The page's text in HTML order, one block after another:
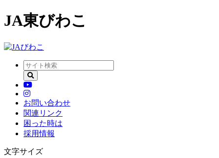
JA東びわこ
お問い合わせ
関連リンク
困った時は
採用情報
文字サイズ